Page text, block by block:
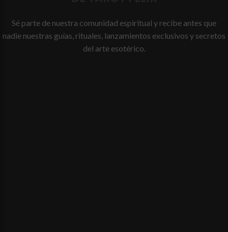
Sé parte de nuestra comunidad espiritual y recibe antes que
nadie nuestras guías, rituales, lanzamientos exclusivos y secretos
del arte esotérico.